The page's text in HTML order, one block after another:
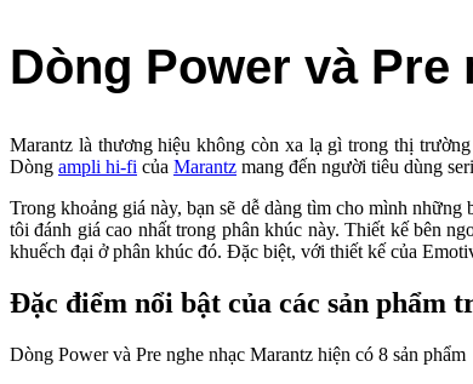
Dòng Power và Pre
Marantz là thương hiệu không còn xa lạ gì trong thị
Dòng ampli hi-fi của Marantz mang đến người tiêu dùng
Trong khoảng giá này, bạn sẽ dễ dàng tìm cho mình
tôi đánh giá cao nhất trong phân khúc này. Thiết kế bên
khuếch đại ở phân khúc đó. Đặc biệt, với thiết kế của
Đặc điểm nổi bật của các sản phẩm
Dòng Power và Pre nghe nhạc Marantz hiện có 8 sản phẩm